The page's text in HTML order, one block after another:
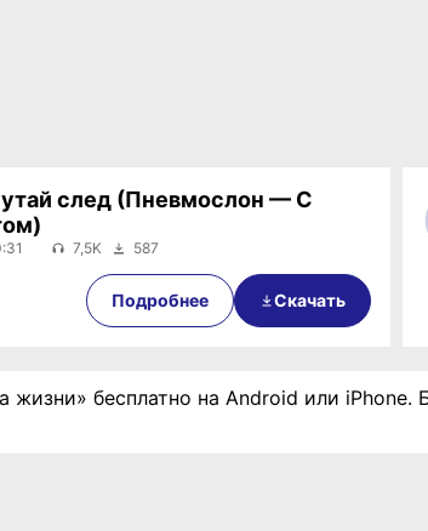
00:31
след (Пневмослон — С
7,5K 587
Подробнее Скачать
жизни» бесплатно на Android или